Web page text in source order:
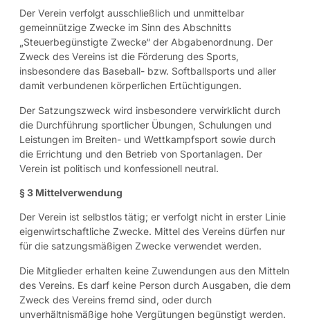
Der Verein verfolgt ausschließlich und unmittelbar
gemeinnützige Zwecke im Sinn des Abschnitts
„Steuerbegünstigte Zwecke“ der Abgabenordnung. Der
Zweck des Vereins ist die Förderung des Sports,
insbesondere das Baseball- bzw. Softballsports und aller
damit verbundenen körperlichen Ertüchtigungen.
Der Satzungszweck wird insbesondere verwirklicht durch
die Durchführung sportlicher Übungen, Schulungen und
Leistungen im Breiten- und Wettkampfsport sowie durch
die Errichtung und den Betrieb von Sportanlagen. Der
Verein ist politisch und konfessionell neutral.
§ 3 Mittelverwendung
Der Verein ist selbstlos tätig; er verfolgt nicht in erster Linie
eigenwirtschaftliche Zwecke. Mittel des Vereins dürfen nur
für die satzungsmäßigen Zwecke verwendet werden.
Die Mitglieder erhalten keine Zuwendungen aus den Mitteln
des Vereins. Es darf keine Person durch Ausgaben, die dem
Zweck des Vereins fremd sind, oder durch
unverhältnismäßige hohe Vergütungen begünstigt werden.